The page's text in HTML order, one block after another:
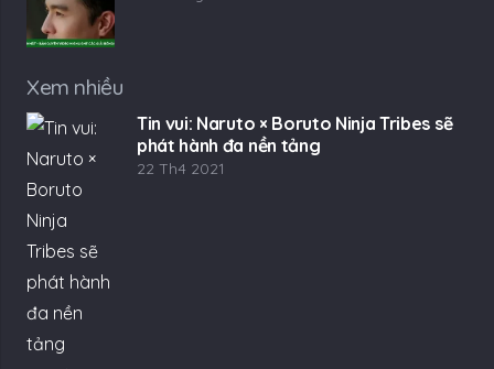
Xem nhiều
Tin vui: Naruto × Boruto Ninja Tribes sẽ
phát hành đa nền tảng
22 Th4 2021